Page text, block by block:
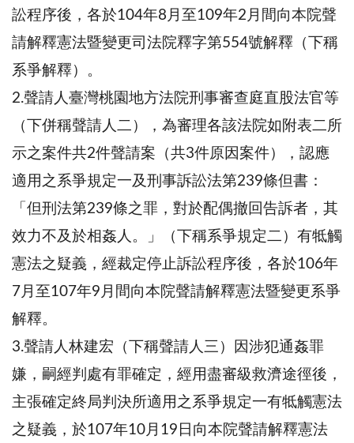
訟程序後，各於104年8月至109年2月間向本院聲
請解釋憲法暨變更司法院釋字第554號解釋（下稱
系爭解釋）。
2.聲請人臺灣桃園地方法院刑事審查庭直股法官等
（下併稱聲請人二），為審理各該法院如附表二所
示之案件共2件聲請案（共3件原因案件），認應
適用之系爭規定一及刑事訴訟法第239條但書：
「但刑法第239條之罪，對於配偶撤回告訴者，其
效力不及於相姦人。」（下稱系爭規定二）有牴觸
憲法之疑義，經裁定停止訴訟程序後，各於106年
7月至107年9月間向本院聲請解釋憲法暨變更系爭
解釋。
3.聲請人林建宏（下稱聲請人三）因涉犯通姦罪
嫌，嗣經判處有罪確定，經用盡審級救濟途徑後，
主張確定終局判決所適用之系爭規定一有牴觸憲法
之疑義，於107年10月19日向本院聲請解釋憲法